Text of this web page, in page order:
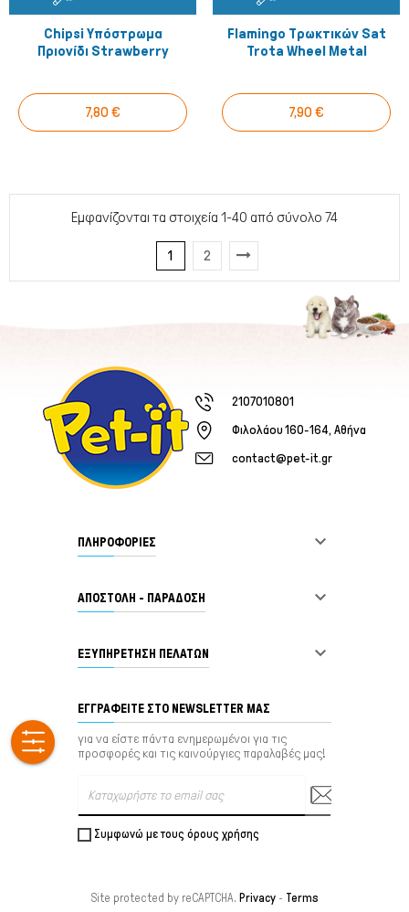
Chipsi Υπόστρωμα
Πριονίδι Strawberry
7,80 €
Flamingo Τρωκτικών Sat
Trota Wheel Metal
7,90 €
Εμφανίζονται τα στοιχεία 1-40 από σύνολο 74
1 2
2107010801
Φιλολάου 160-164, Αθήνα
contact@pet-it.gr
ΠΛΗΡΟΦΟΡΙΕΣ 
ΑΠΟΣΤΟΛΗ - ΠΑΡΑΔΟΣΗ 
ΕΞΥΠΗΡΈΤΗΣΗ ΠΕΛΑΤΏΝ 
ΕΓΓΡΑΦΕΊΤΕ ΣΤΟ NEWSLETTER ΜΑΣ
για να είστε πάντα ενημερωμένοι για τις
προσφορές και τις καινούργιες παραλαβές μας!
Συμφωνώ με τους όρους χρήσης
Site protected by reCAPTCHA. Privacy- Terms